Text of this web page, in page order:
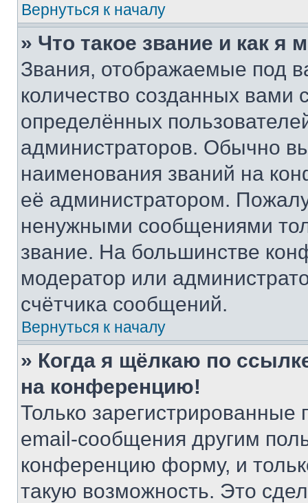
Вернуться к началу
» Что такое звание и как я
Звания, отображаемые под
количество созданных
определённых
администраторов. Обычно
наименования званий на
её администратором.
ненужными сообщениями
звание. На большинстве
модератор или
счётчика сообщений.
Вернуться к началу
» Когда я щёлкаю по
на конференцию!
Только зарегистрированные
email-сообщения другим
конференцию форму, и
такую возможность. Это